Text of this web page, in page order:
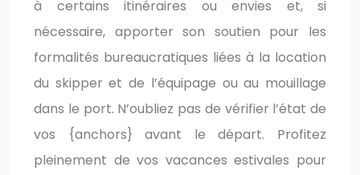
à certains itinéraires ou envies et, si
nécessaire, apporter son soutien pour les
formalités bureaucratiques liées à la location
du skipper et de l’équipage ou au mouillage
dans le port. N’oubliez pas de vérifier l’état de
vos {anchors} avant le départ. Profitez
pleinement de vos vacances estivales pour